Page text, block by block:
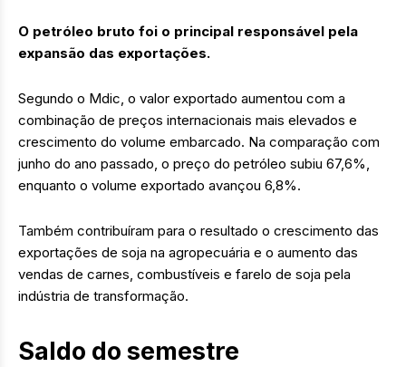
O petróleo bruto foi o principal responsável pela
expansão das exportações.
Segundo o Mdic, o valor exportado aumentou com a
combinação de preços internacionais mais elevados e
crescimento do volume embarcado. Na comparação com
junho do ano passado, o preço do petróleo subiu 67,6%,
enquanto o volume exportado avançou 6,8%.
Também contribuíram para o resultado o crescimento das
exportações de soja na agropecuária e o aumento das
vendas de carnes, combustíveis e farelo de soja pela
indústria de transformação.
Saldo do semestre